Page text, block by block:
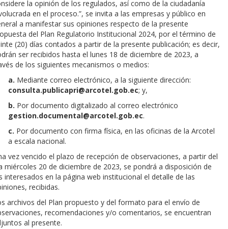
la opinión de los regulados, así como de la ciudadanía
en el proceso.”, se invita a las empresas y público en
a manifestar sus opiniones respecto de la presente
del Plan Regulatorio Institucional 2024, por el término de
(20) días contados a partir de la presente publicación; es decir,
ser recibidos hasta el lunes 18 de diciembre de 2023, a
de los siguientes mecanismos o medios:
a. Mediante correo electrónico, a la siguiente dirección:
consulta.publicapri@arcotel.gob.ec; y,
b. Por documento digitalizado al correo electrónico
gestion.documental@arcotel.gob.ec.
c. Por documento con firma física, en las oficinas de la Arcotel
a escala nacional.
vez vencido el plazo de recepción de observaciones, a partir del
miércoles 20 de diciembre de 2023, se pondrá a disposición de
interesados en la página web institucional el detalle de las
recibidas.
archivos del Plan propuesto y del formato para el envío de
recomendaciones y/o comentarios, se encuentran
al presente.